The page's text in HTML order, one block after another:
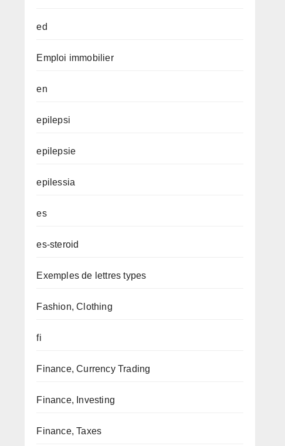
ed
Emploi immobilier
en
epilepsi
epilepsie
epilessia
es
es-steroid
Exemples de lettres types
Fashion, Clothing
fi
Finance, Currency Trading
Finance, Investing
Finance, Taxes